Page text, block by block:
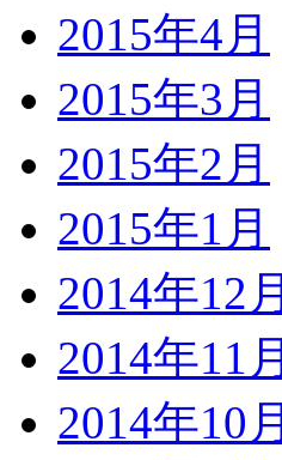
2015年4月
2015年3月
2015年2月
2015年1月
2014年12月
2014年11月
2014年10月